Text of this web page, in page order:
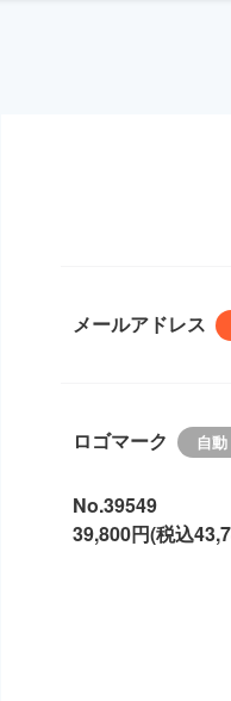
メールアドレス
ロゴマーク
No.39549
39,800円(税込